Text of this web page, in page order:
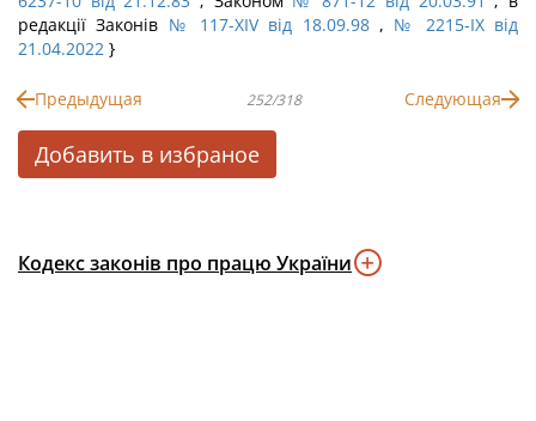
редакції Законів № 117-XIV від 18.09.98, № 2215-IX від
21.04.2022 }
Предыдущая 252/318 Следующая
Добавить в избраное
Кодекс законів про працю України